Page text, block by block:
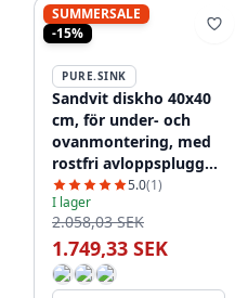
SUMMERSALE
-15%
PURE.SINK
Sandvit diskho 40x40
cm, för under- och
ovanmontering, med
rostfri avloppsplugg
12089563945.0(1)
I lager
2.058,03 SEK
1.749,33 SEK